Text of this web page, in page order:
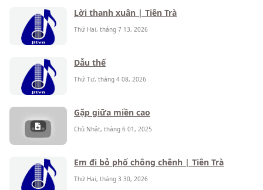
Lời thanh xuân | Tiên Trà
Thứ Hai, tháng 7 13, 2026
Dẫu thế
Thứ Tư, tháng 4 08, 2026
Gặp giữa miền cao
Chủ Nhật, tháng 6 01, 2025
Em đi bỏ phố chông chênh | Tiên Trà
Thứ Hai, tháng 3 30, 2026